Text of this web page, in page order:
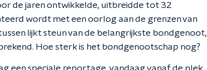
de jaren ontwikkelde, uitbreidde tot 32
wordt met een oorlog aan de grenzen van
lijkt steun van de belangrijkste bondgenoot,
Hoe sterk is het bondgenootschap nog?